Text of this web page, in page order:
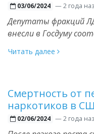
03/06/2024 —2 года
Депутаты фракций
внесли в Госдуму
Читать далее
Смертность от
наркотиков в
02/06/2024 —2 года